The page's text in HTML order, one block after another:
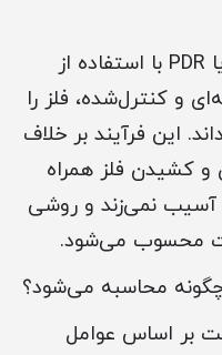
پاسخ: خیر، صافکاری بدون رنگ یا PDR با استفاده از
و کنترل‌شده، فلز را
این فرآیند بر خلاف
کشیدن فلز همراه
آسیب نمی‌زند و روشی
محسوب می‌شود.
بر اساس عوامل